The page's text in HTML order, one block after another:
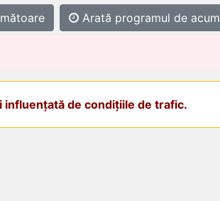
Arată programul de acum
de condițiile de trafic.